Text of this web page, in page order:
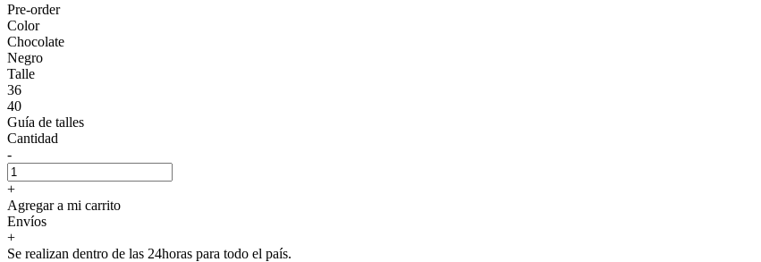
Pre-order
Color
Chocolate
Negro
Talle
36
40
Guía de talles
Cantidad
-
+
Agregar a mi carrito
Envíos
+
Se realizan dentro de las 24horas para todo el país.